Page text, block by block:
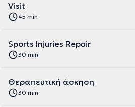
Visit
45 min
Sports Injuries Repair
30 min
Θεραπευτική άσκηση
30 min